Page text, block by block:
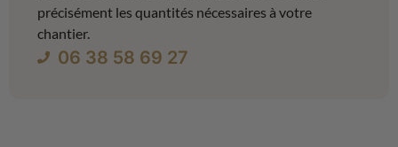
précisément les quantités nécessaires à votre
chantier.
06 38 58 69 27